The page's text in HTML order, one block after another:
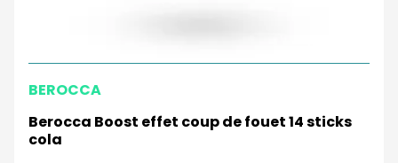
BEROCCA
Berocca Boost effet coup de fouet 14 sticks
cola